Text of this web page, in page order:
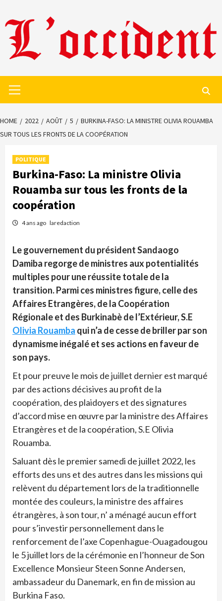
to
content
Menu
HOME 2022 AOÛT 5
BURKINA-FASO: LA MINISTRE OLIVIA ROUAMBA
SUR TOUS LES FRONTS DE LA COOPÉRATION
POLITIQUE
Burkina-Faso: La ministre Olivia
Rouamba sur tous les fronts de la
coopération
4 ans ago laredaction
Le gouvernement du président Sandaogo
Damiba regorge de ministres aux potentialités
multiples pour une réussite totale de la
transition. Parmi ces ministres figure, celle des
Affaires Etrangères, de la Coopération
Régionale et des Burkinabè de l’Extérieur, S.E
Olivia Rouamba qui n’a de cesse de briller par son
dynamisme inégalé et ses actions en faveur de
son pays.
Et pour preuve le mois de juillet dernier est marqué
par des actions décisives au profit de la
coopération, des plaidoyers et des signatures
d’accord mise en œuvre par la ministre des Affaires
Etrangères et de la coopération, S.E Olivia
Rouamba.
Saluant dès le premier samedi de juillet 2022, les
efforts des uns et des autres dans les missions qui
relèvent du département lors de la traditionnelle
montée des couleurs, la ministre des affaires
étrangères, à son tour, n’ a ménagé aucun effort
pour s’investir personnellement dans le
renforcement de l’axe Copenhague-Ouagadougou
le 5 juillet lors de la cérémonie en l’honneur de Son
Excellence Monsieur Steen Sonne Andersen,
ambassadeur du Danemark, en fin de mission au
Burkina Faso.